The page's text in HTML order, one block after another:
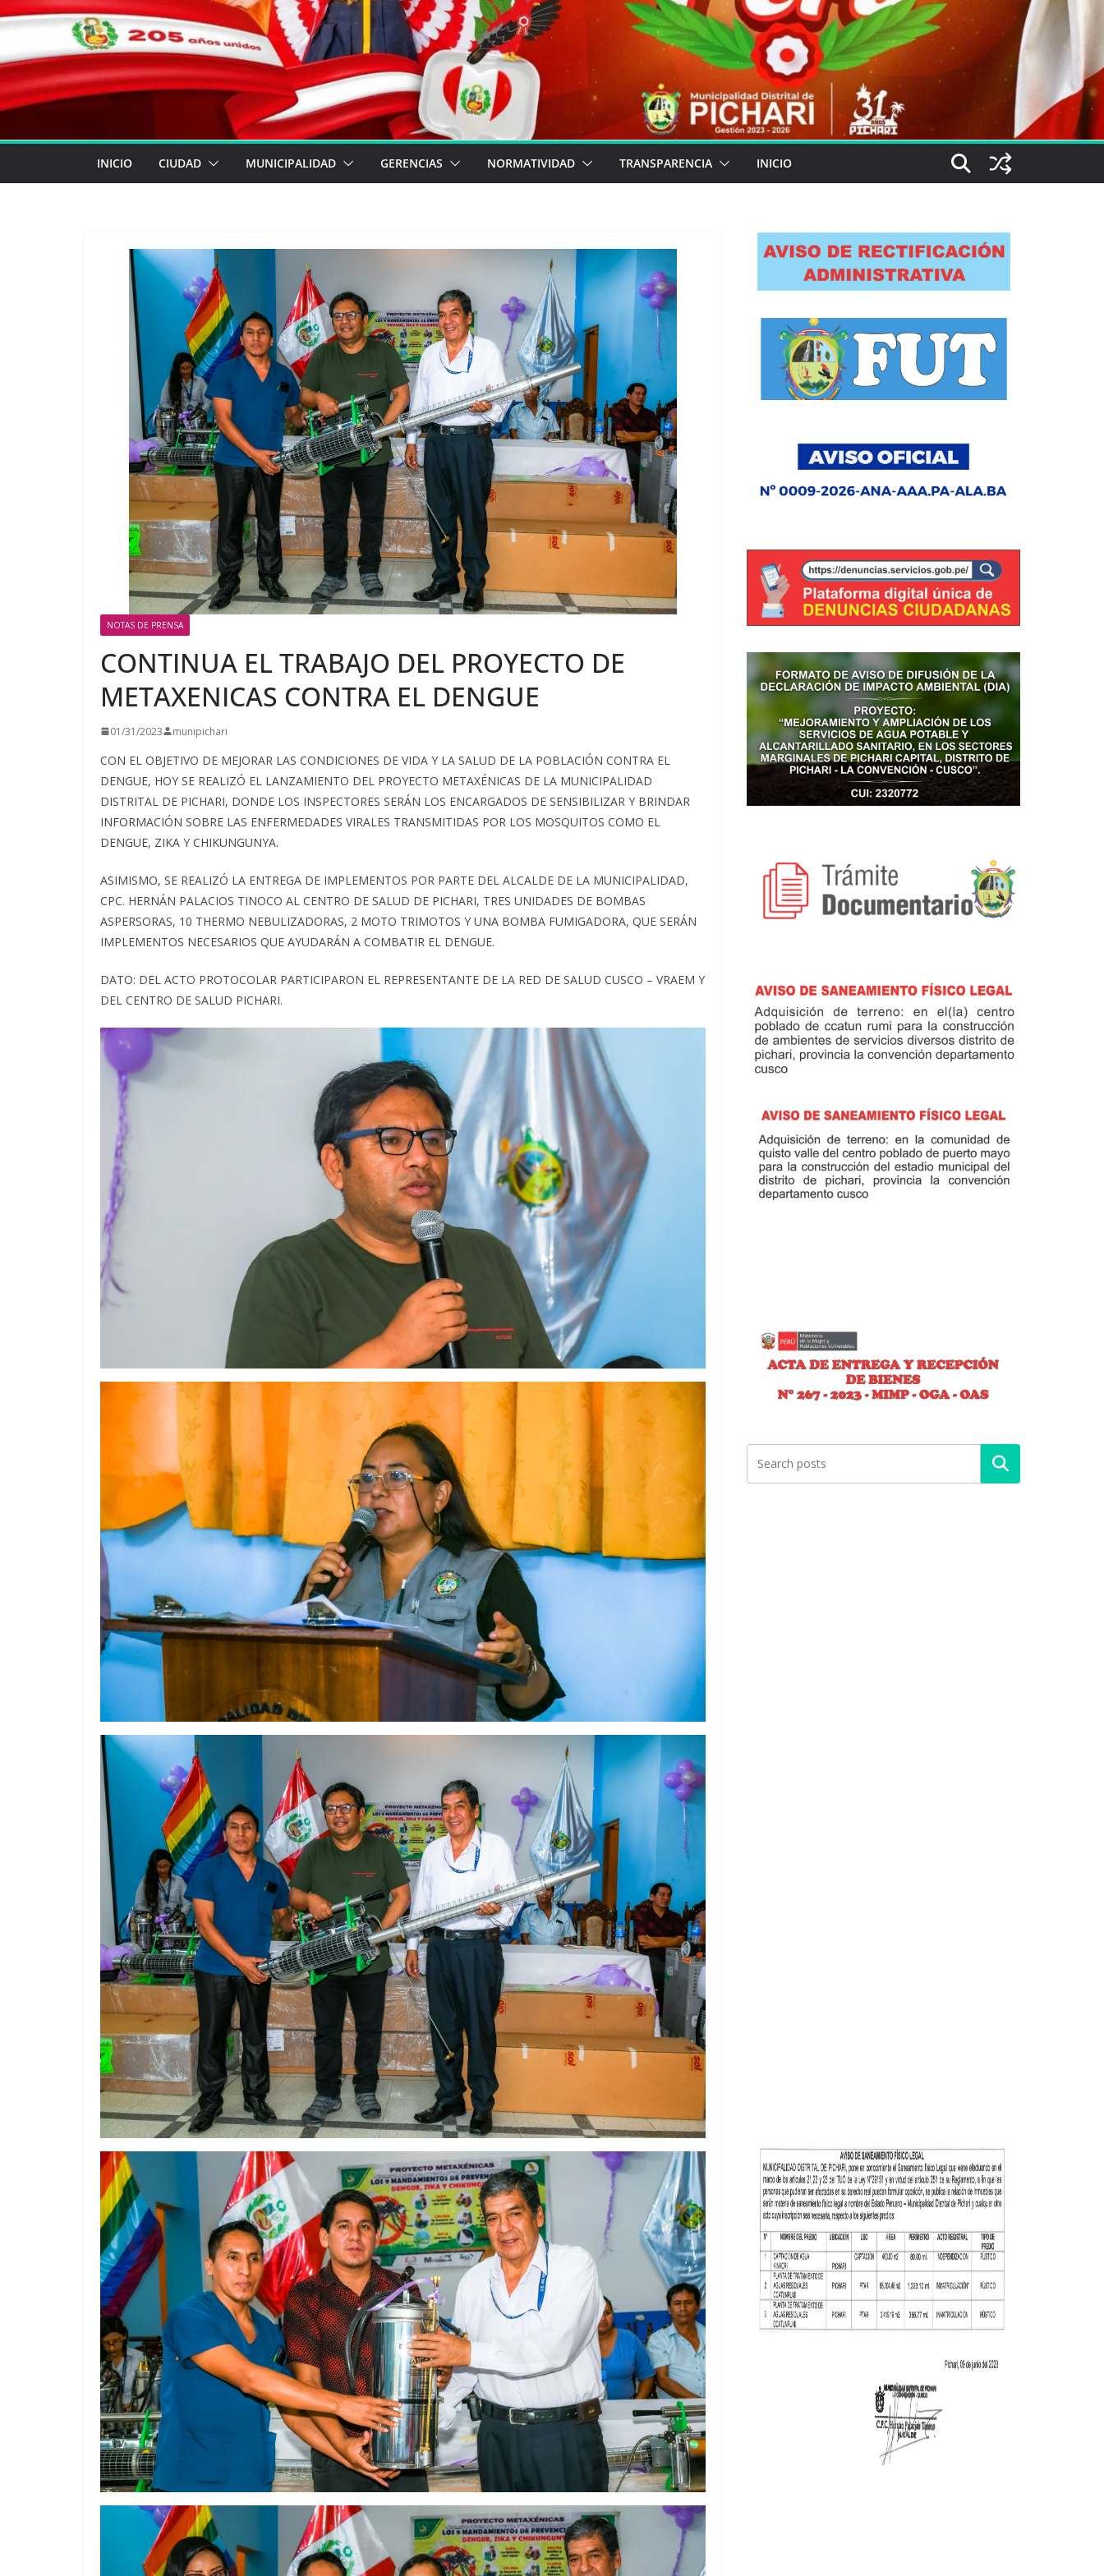
INICIO CIUDAD MUNICIPALIDAD GERENCIAS NORMATIVIDAD TRANSPARENCIA INICIO
NOTAS DE PRENSA
CONTINUA EL TRABAJO DEL PROYECTO DE
METAXENICAS CONTRA EL DENGUE
01/31/2023 munipichari
CON EL OBJETIVO DE MEJORAR LAS CONDICIONES DE VIDA Y LA SALUD DE LA POBLACIÓN CONTRA EL
DENGUE, HOY SE REALIZÓ EL LANZAMIENTO DEL PROYECTO METAXÉNICAS DE LA MUNICIPALIDAD
DISTRITAL DE PICHARI, DONDE LOS INSPECTORES SERÁN LOS ENCARGADOS DE SENSIBILIZAR Y BRINDAR
INFORMACIÓN SOBRE LAS ENFERMEDADES VIRALES TRANSMITIDAS POR LOS MOSQUITOS COMO EL
DENGUE, ZIKA Y CHIKUNGUNYA.
ASIMISMO, SE REALIZÓ LA ENTREGA DE IMPLEMENTOS POR PARTE DEL ALCALDE DE LA MUNICIPALIDAD,
CPC. HERNÁN PALACIOS TINOCO AL CENTRO DE SALUD DE PICHARI, TRES UNIDADES DE BOMBAS
ASPERSORAS, 10 THERMO NEBULIZADORAS, 2 MOTO TRIMOTOS Y UNA BOMBA FUMIGADORA, QUE SERÁN
IMPLEMENTOS NECESARIOS QUE AYUDARÁN A COMBATIR EL DENGUE.
DATO: DEL ACTO PROTOCOLAR PARTICIPARON EL REPRESENTANTE DE LA RED DE SALUD CUSCO – VRAEM Y
DEL CENTRO DE SALUD PICHARI.
Buscar